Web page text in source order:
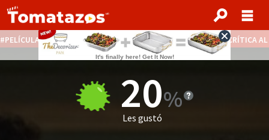
PELÍCULAS STREAMING GRATIS NOTICIAS DESTACADAS CRÍTICA
20
Les gustó